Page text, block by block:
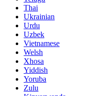
Thai
Ukrainian
Urdu
Uzbek
Vietnamese
Welsh
Xhosa
Yiddish
Yoruba
Zulu